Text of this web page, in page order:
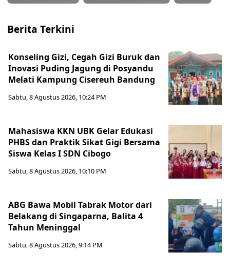
Berita Terkini
Konseling Gizi, Cegah Gizi Buruk dan
Inovasi Puding Jagung di Posyandu
Melati Kampung Cisereuh Bandung
Sabtu, 8 Agustus 2026, 10:24 PM
Mahasiswa KKN UBK Gelar Edukasi
PHBS dan Praktik Sikat Gigi Bersama
Siswa Kelas I SDN Cibogo
Sabtu, 8 Agustus 2026, 10:10 PM
ABG Bawa Mobil Tabrak Motor dari
Belakang di Singaparna, Balita 4
Tahun Meninggal
Sabtu, 8 Agustus 2026, 9:14 PM